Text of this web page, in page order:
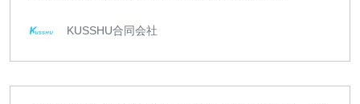
KUSSHU合同会社